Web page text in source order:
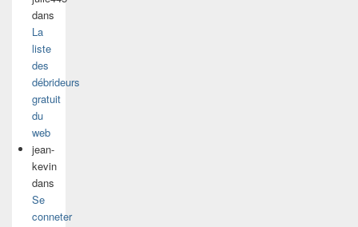
dans
La
liste
des
débrideurs
gratuit
du
web
jean-
kevin
dans
Se
conneter